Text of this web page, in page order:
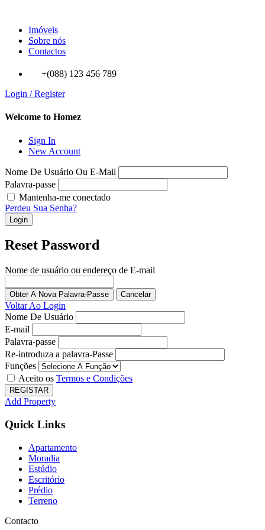
Imóveis
Sobre nós
Contactos
+(088) 123 456 789
Login / Register
Welcome to Homez
Sign In
New Account
Nome De Usuário Ou E-Mail
Palavra-passe
Mantenha-me conectado
Perdeu Sua Senha?
Login
Reset Password
Nome de usuário ou endereço de E-mail
Obter A Nova Palavra-Passe
Voltar Ao Login
Nome De Usuário
E-mail
Palavra-passe
Re-introduza a palavra-Passe
Funções
Aceito os Termos e Condições
REGISTAR
Add Property
Quick Links
Apartamento
Moradia
Estúdio
Escritório
Prédio
Terreno
Contacto